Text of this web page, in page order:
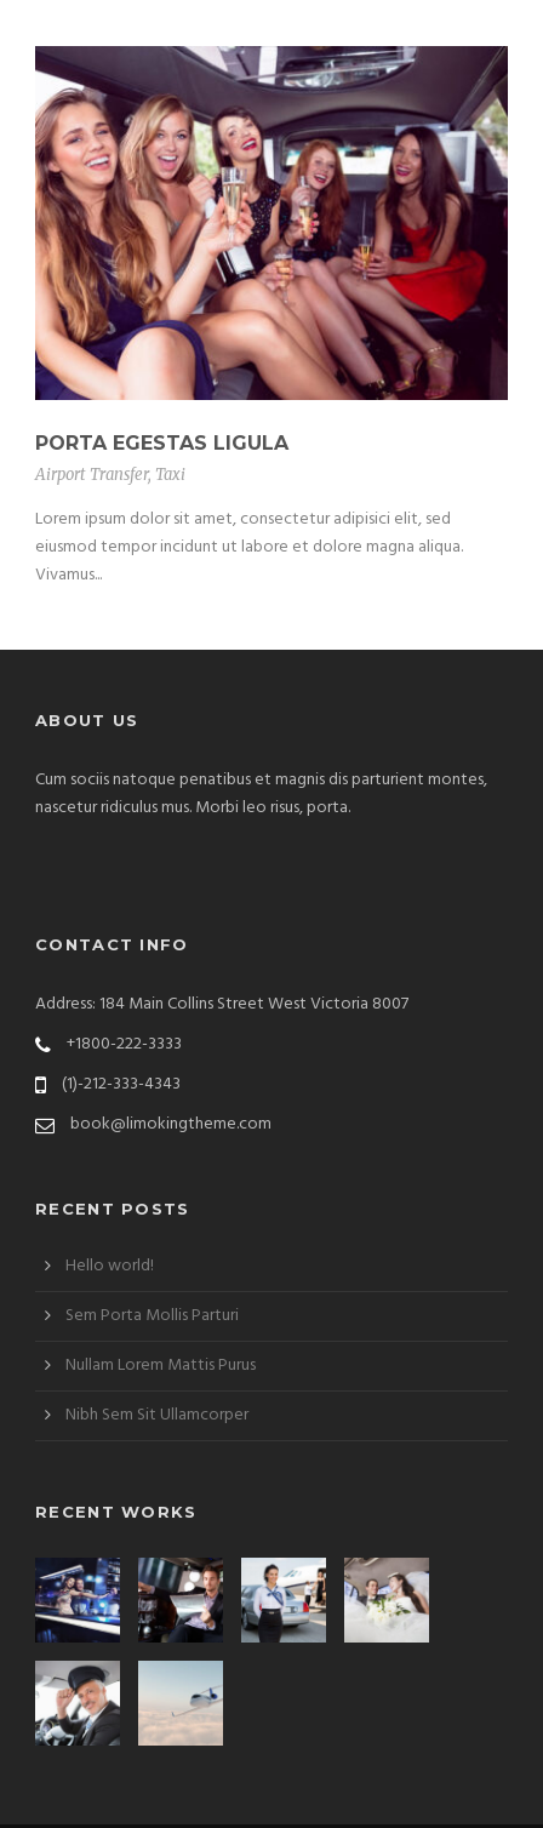
PORTA EGESTAS LIGULA
Airport Transfer, Taxi
Lorem ipsum dolor sit amet, consectetur adipisici elit, sed
eiusmod tempor incidunt ut labore et dolore magna aliqua.
Vivamus...
ABOUT US
Cum sociis natoque penatibus et magnis dis parturient montes,
nascetur ridiculus mus. Morbi leo risus, porta.
CONTACT INFO
Address: 184 Main Collins Street West Victoria 8007
+1800-222-3333
(1)-212-333-4343
book@limokingtheme.com
RECENT POSTS
Hello world!
Sem Porta Mollis Parturi
Nullam Lorem Mattis Purus
Nibh Sem Sit Ullamcorper
RECENT WORKS